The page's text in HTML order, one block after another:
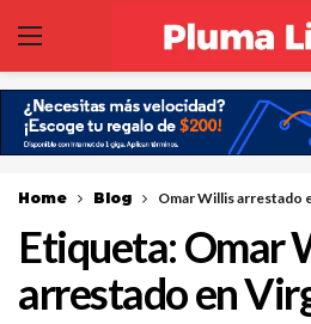
Home Blog Omar Willis arrestado
Etiqueta:Omar
arrestado en